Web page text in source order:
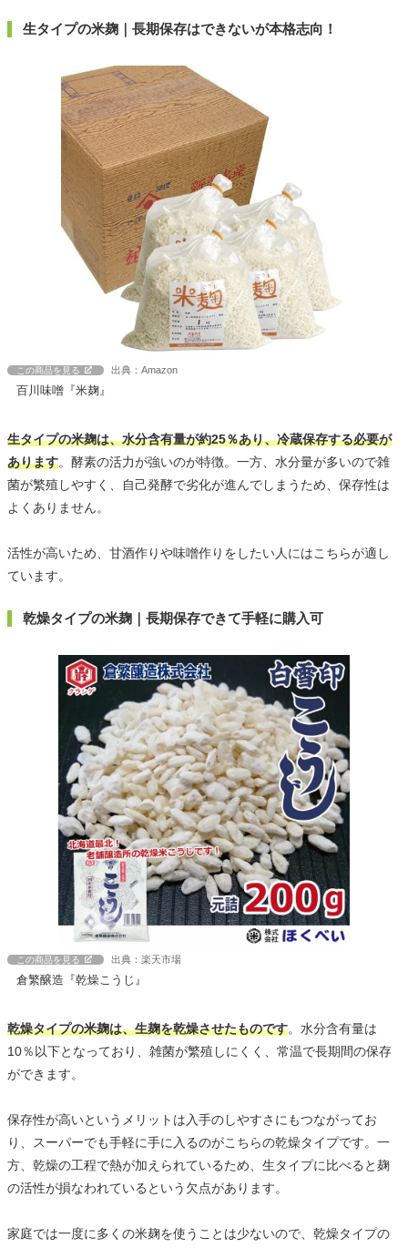
生タイプの米麹｜長期保存はできないが本格志向！
この商品を見る 出典：Amazon
百川味噌『米麹』
生タイプの米麹は、水分含有量が約25％あり、冷蔵保存する必要が
あります。酵素の活力が強いのが特徴。一方、水分量が多いので雑
菌が繁殖しやすく、自己発酵で劣化が進んでしまうため、保存性は
よくありません。
活性が高いため、甘酒作りや味噌作りをしたい人にはこちらが適し
ています。
乾燥タイプの米麹｜長期保存できて手軽に購入可
この商品を見る 出典：楽天市場
倉繁醸造『乾燥こうじ』
乾燥タイプの米麹は、生麹を乾燥させたものです。水分含有量は
10％以下となっており、雑菌が繁殖しにくく、常温で長期間の保存
ができます。
保存性が高いというメリットは入手のしやすさにもつながってお
り、スーパーでも手軽に手に入るのがこちらの乾燥タイプです。一
方、乾燥の工程で熱が加えられているため、生タイプに比べると麹
の活性が損なわれているという欠点があります。
家庭では一度に多くの米麹を使うことは少ないので、乾燥タイプの